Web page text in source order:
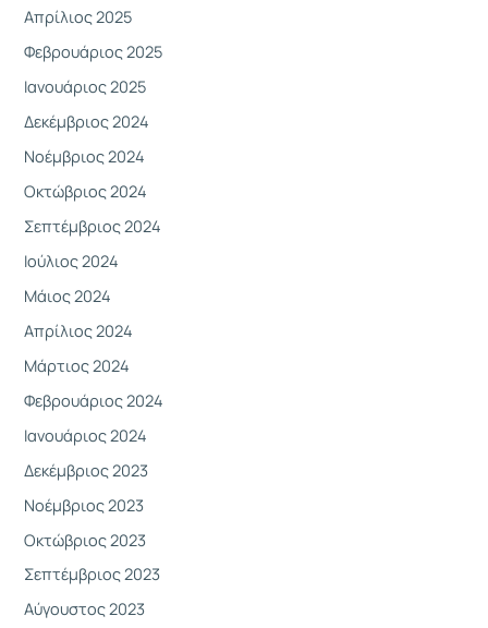
Απρίλιος 2025
Φεβρουάριος 2025
Ιανουάριος 2025
Δεκέμβριος 2024
Νοέμβριος 2024
Οκτώβριος 2024
Σεπτέμβριος 2024
Ιούλιος 2024
Μάιος 2024
Απρίλιος 2024
Μάρτιος 2024
Φεβρουάριος 2024
Ιανουάριος 2024
Δεκέμβριος 2023
Νοέμβριος 2023
Οκτώβριος 2023
Σεπτέμβριος 2023
Αύγουστος 2023